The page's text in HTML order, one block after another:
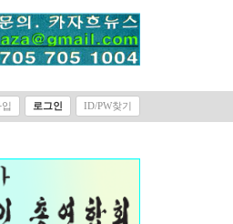
로그인 ID/PW찾기